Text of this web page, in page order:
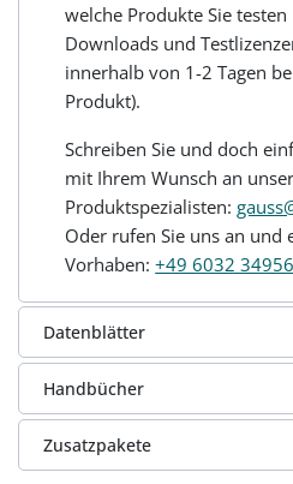
welche Produkte Sie
Downloads und
innerhalb von 1-2 Tagen
Produkt).
Schreiben Sie und doch
mit Ihrem Wunsch an
Produktspezialisten:
Oder rufen Sie uns an und
Vorhaben:+49 6032
Datenblätter
Handbücher
Zusatzpakete